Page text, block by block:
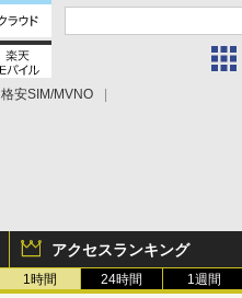
格安SIM/MVNO
アクセスランキング
1時間 24時間 1週間